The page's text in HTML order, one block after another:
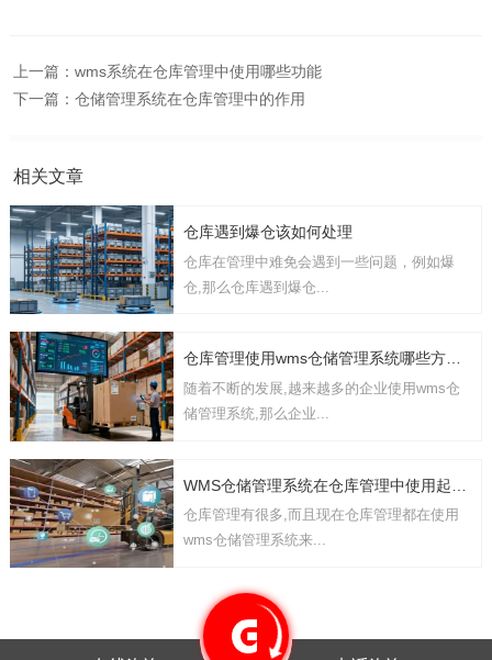
上一篇： wms系统在仓库管理中使用哪些功能
下一篇： 仓储管理系统在仓库管理中的作用
相关文章
仓库遇到爆仓该如何处理
仓库在管理中难免会遇到一些问题，例如爆
仓,那么仓库遇到爆仓...
仓库管理使用wms仓储管理系统哪些方面的功能
随着不断的发展,越来越多的企业使用wms仓
储管理系统,那么企业...
仓库管理有很多,而且现在仓库管理都在使用
wms仓储管理系统来...